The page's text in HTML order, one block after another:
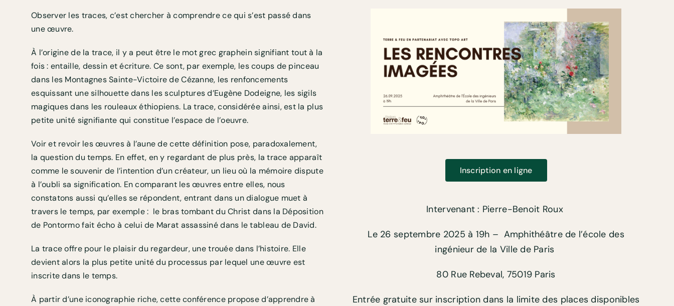
Observer les traces, c’est chercher à comprendre ce qui s’est passé dans
une œuvre.
À l’origine de la trace, il y a peut être le mot grec graphein signifiant tout à la
fois : entaille, dessin et écriture. Ce sont, par exemple, les coups de pinceau
dans les Montagnes Sainte-Victoire de Cézanne, les renfoncements
esquissant une silhouette dans les sculptures d’Eugène Dodeigne, les sigils
magiques dans les rouleaux éthiopiens. La trace, considérée ainsi, est la plus
petite unité signifiante qui constitue l’espace de l’oeuvre.
Voir et revoir les œuvres à l’aune de cette définition pose, paradoxalement,
la question du temps. En effet, en y regardant de plus près, la trace apparaît
comme le souvenir de l’intention d’un créateur, un lieu où la mémoire dispute
à l’oubli sa signification. En comparant les œuvres entre elles, nous
constatons aussi qu’elles se répondent, entrant dans un dialogue muet à
travers le temps, par exemple : le bras tombant du Christ dans la Déposition
de Pontormo fait écho à celui de Marat assassiné dans le tableau de David.
La trace offre pour le plaisir du regardeur, une trouée dans l’histoire. Elle
devient alors la plus petite unité du processus par lequel une œuvre est
inscrite dans le temps.
À partir d’une iconographie riche, cette conférence propose d’apprendre à
Inscription en ligne
Intervenant : Pierre-Benoit Roux
Le 26 septembre 2025 à 19h – Amphithéâtre de l’école des
ingénieur de la Ville de Paris
80 Rue Rebeval, 75019 Paris
Entrée gratuite sur inscription dans la limite des places disponibles